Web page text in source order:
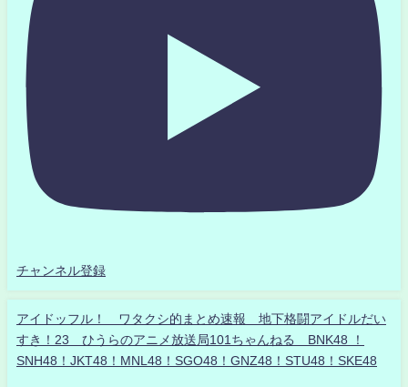
チャンネル登録
アイドッフル！ ワタクシ的まとめ速報 地下格闘アイドルだい
すき！23 ひうらのアニメ放送局101ちゃんねる BNK48 ！
SNH48！JKT48！MNL48！SGO48！GNZ48！STU48！SKE48